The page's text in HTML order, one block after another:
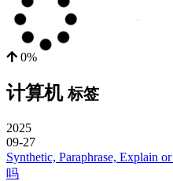
0%
计算机标签
2025
09-27
Synthetic, Paraphrase, Explain
吗